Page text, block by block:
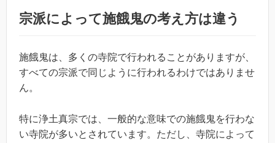
宗派によって施餓鬼の考え方は違う
施餓鬼は、多くの寺院で行われることがありますが、
すべての宗派で同じように行われるわけではありませ
ん。
特に浄土真宗では、一般的な意味での施餓鬼を行わな
い寺院が多いとされています。ただし、寺院によって